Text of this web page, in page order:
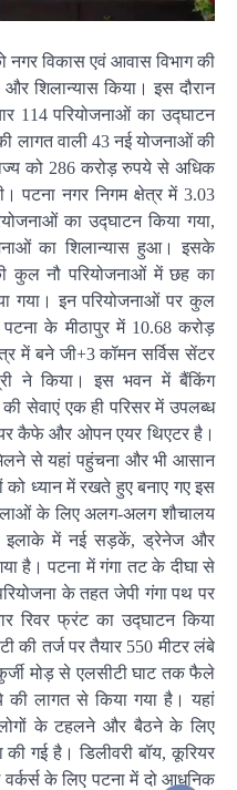
नगर विकास एवं आवास विभाग की
शिलान्यास किया। इस दौरान
114 परियोजनाओं का उद्घाटन
लागत वाली 43 नई योजनाओं की
को 286 करोड़ रुपये से अधिक
पटना नगर निगम क्षेत्र में 3.03
का उद्घाटन किया गया,
का शिलान्यास हुआ। इसके
कुल नौ परियोजनाओं में छह का
गया। इन परियोजनाओं पर कुल
के मीठापुर में 10.68 करोड़
में बने जी+3 कॉमन सर्विस सेंटर
ने किया। इस भवन में बैंकिंग
सेवाएं एक ही परिसर में उपलब्ध
कैफे और ओपन एयर थिएटर है।
से यहां पहुंचना और भी आसान
को ध्यान में रखते हुए बनाए गए इस
के लिए अलग-अलग शौचालय
इलाके में नई सड़कें, ड्रेनेज और
है। पटना में गंगा तट के दीघा से
के तहत जेपी गंगा पथ पर
रिवर फ्रंट का उद्घाटन किया
की तर्ज पर तैयार 550 मीटर लंबे
मोड़ से एलसीटी घाट तक फैले
की लागत से किया गया है। यहां
के टहलने और बैठने के लिए
गई है। डिलीवरी बॉय, कूरियर
के लिए पटना में दो आधुनिक